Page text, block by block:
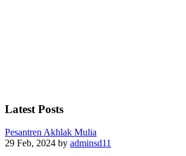
Latest Posts
Pesantren Akhlak Mulia
29 Feb, 2024 by adminsd11